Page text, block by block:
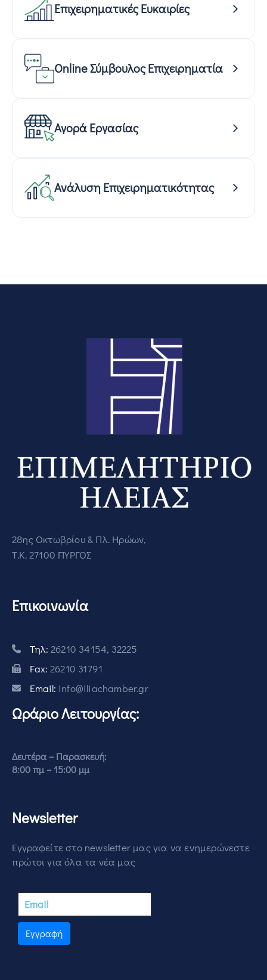
Επιχειρηματικές Ευκαιρίες
Online Σύμβουλος Επιχειρηματία
Αγορά Εργασίας
Ανάλυση Επιχειρηματικότητας
28ης Οκτωβρίου & Πλ. Ηρώων,
Τ.Κ. 27100 ΠΥΡΓΟΣ
Επικοινωνία
Τηλ: 26210 34154, 32225
Fax: 26210 31791
Email: info@iliachamber.gr
Ωράριο Λειτουργίας:
Δευτέρα – Παρασκευή:
8:00 πμ – 15:00 μμ
Newsletter
Εγγραφείτε στο newsletter μας για να ενημερώνεστε
πρώτοι για όλα τα νέα μας
Εγγραφή